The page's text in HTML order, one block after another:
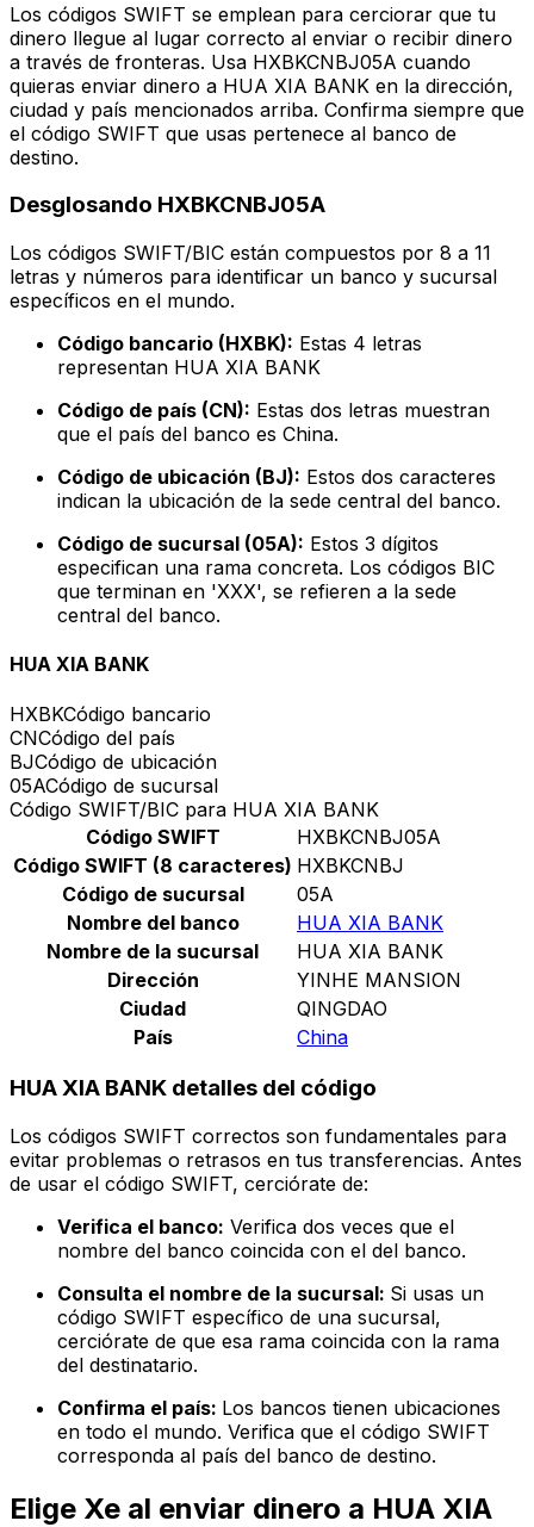
Los códigos SWIFT se emplean para cerciorar que tu
dinero llegue al lugar correcto al enviar o recibir dinero
a través de fronteras. Usa HXBKCNBJ05A cuando
quieras enviar dinero a HUA XIA BANK en la dirección,
ciudad y país mencionados arriba. Confirma siempre que
el código SWIFT que usas pertenece al banco de
destino.
Desglosando HXBKCNBJ05A
Los códigos SWIFT/BIC están compuestos por 8 a 11
letras y números para identificar un banco y sucursal
específicos en el mundo.
Código bancario (HXBK): Estas 4 letras
representan HUA XIA BANK
Código de país (CN): Estas dos letras muestran
que el país del banco es China.
Código de ubicación (BJ): Estos dos caracteres
indican la ubicación de la sede central del banco.
Código de sucursal (05A): Estos 3 dígitos
especifican una rama concreta. Los códigos BIC
que terminan en 'XXX', se refieren a la sede
central del banco.
HUA XIA BANK
HXBKCódigo bancario
CNCódigo del país
BJCódigo de ubicación
05ACódigo de sucursal
Código SWIFT/BIC para HUA XIA BANK
Código SWIFT
HXBKCNBJ05A
Código SWIFT (8 caracteres) HXBKCNBJ
Código de sucursal
05A
Nombre del banco
HUA XIA BANK
Nombre de la sucursal
HUA XIA BANK
Dirección
YINHE MANSION
Ciudad
QINGDAO
País
China
HUA XIA BANK detalles del código
Los códigos SWIFT correctos son fundamentales para
evitar problemas o retrasos en tus transferencias. Antes
de usar el código SWIFT, cerciórate de:
Verifica el banco: Verifica dos veces que el
nombre del banco coincida con el del banco.
Consulta el nombre de la sucursal: Si usas un
código SWIFT específico de una sucursal,
cerciórate de que esa rama coincida con la rama
del destinatario.
Confirma el país: Los bancos tienen ubicaciones
en todo el mundo. Verifica que el código SWIFT
corresponda al país del banco de destino.
Elige Xe al enviar dinero a HUA XIA